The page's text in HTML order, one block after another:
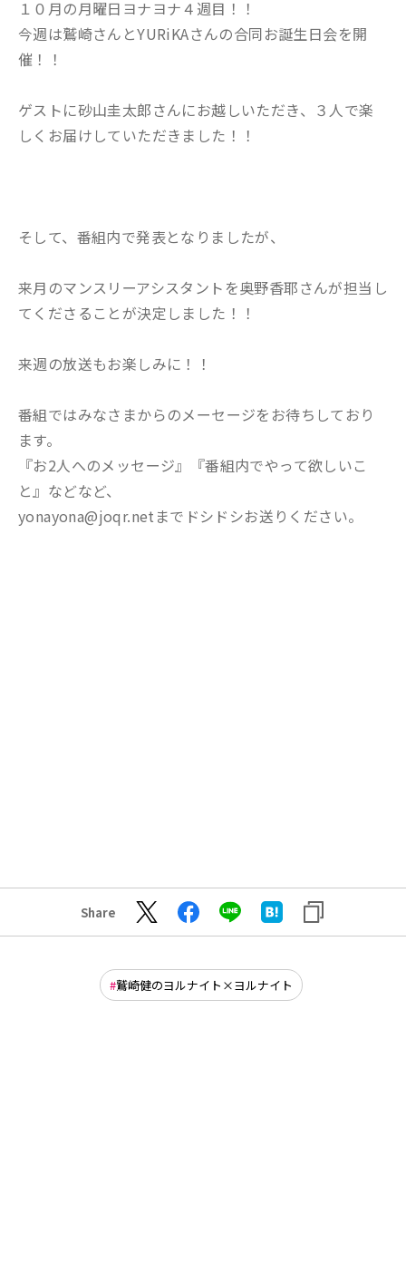
１０月の月曜日ヨナヨナ４週目！！
今週は鷲崎さんとYURiKAさんの合同お誕生日会を開
催！！
ゲストに砂山圭太郎さんにお越しいただき、３人で楽
しくお届けしていただきました！！
そして、番組内で発表となりましたが、
来月のマンスリーアシスタントを奥野香耶さんが担当し
てくださることが決定しました！！
来週の放送もお楽しみに！！
番組ではみなさまからのメーセージをお待ちしており
ます。
『お2人へのメッセージ』『番組内でやって欲しいこ
と』などなど、
yonayona@joqr.netまでドシドシお送りください。
Share
鷲崎健のヨルナイト×ヨルナイト